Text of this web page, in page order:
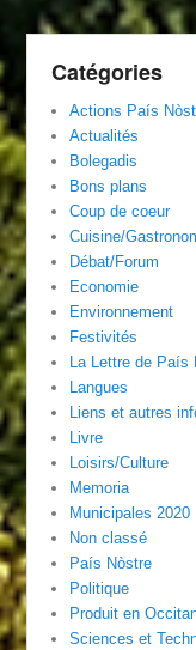
Catégories
Actions País
Actualités
Bolegadis
Bons plans
Coup de coeur
Cuisine/
Débat/Forum
Economie
Environnement
Festivités
La Lettre de País
Langues
Liens et autres
Livre
Loisirs/Culture
Memoria
Municipales 2020
Non classé
País Nòstre
Politique
Produit en
Sciences et